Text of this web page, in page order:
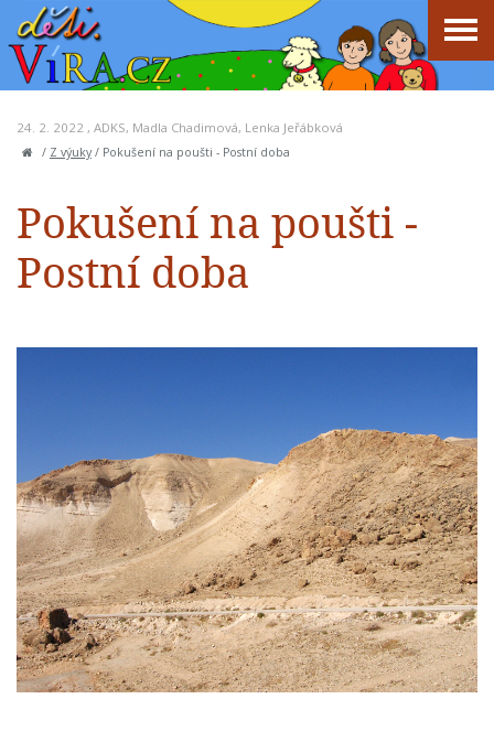
24. 2. 2022 , ADKS, Madla Chadimová, Lenka Jeřábková
/ Z výuky/ Pokušení na poušti - Postní doba
Pokušení na poušti -
Postní doba